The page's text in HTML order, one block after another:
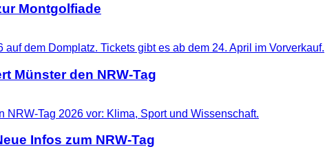
Montgolfiade
Münster den NRW-Tag
Infos zum NRW-Tag